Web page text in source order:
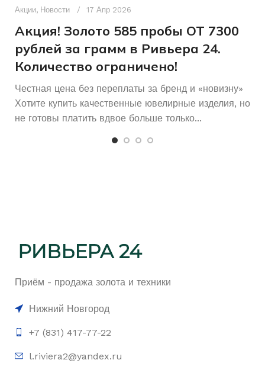
БРЕНД Без бренда
КОЛИЧЕСТВО КАМНЕЙ Россыпь
Акции, Новости 17 Апр 2026
Акция! Золото 585 пробы ОТ 7300
рублей за грамм в Ривьера 24.
Количество ограничено!
Честная цена без переплаты за бренд и «новизну»
Хотите купить качественные ювелирные изделия, но
не готовы платить вдвое больше только...
Приём - продажа золота и техники
Нижний Новгород
+7 (831) 417-77-22
l.riviera2@yandex.ru